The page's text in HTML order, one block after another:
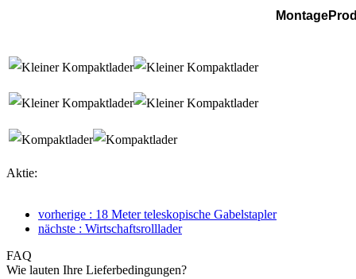
Aktie:
vorherige : 18 Meter teleskopische Gabelstapler
nächste : Wirtschaftsrolllader
FAQ
Wie lauten Ihre Lieferbedingungen?